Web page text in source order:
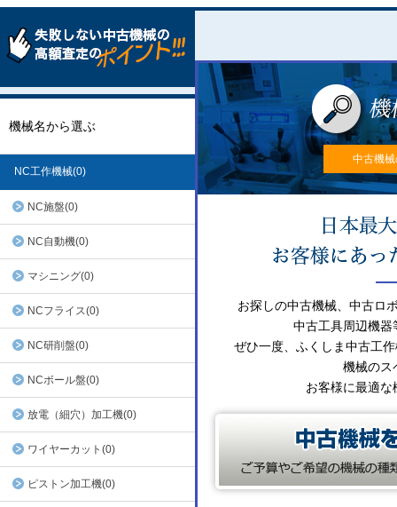
機械名から選ぶ
NC工作機械(0)
NC施盤(0)
NC自動機(0)
マシニング(0)
NCフライス(0)
NC研削盤(0)
NCボール盤(0)
放電（細穴）加工機(0)
ワイヤーカット(0)
ピストン加工機(0)
中古機
お探しの中古機械、中古ロ
中古工具周辺機器
ぜひ一度、ふくしま中古工
機械のス
お客様に最適